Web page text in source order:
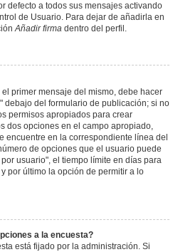
defecto a todos sus mensajes activando
de Usuario. Para dejar de añadirla en
Añadir firma dentro del perfil.
primer mensaje del mismo, debe hacer
debajo del formulario de publicación; si no
permisos apropiados para crear
dos opciones en el campo apropiado,
encuentre en la correspondiente línea del
de opciones que el usuario puede
usuario", el tiempo límite en días para
por último la opción de permitir a lo
a la encuesta?
está fijado por la administración. Si